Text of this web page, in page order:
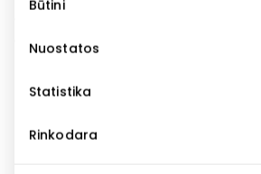
pasirinkimas
Būtini
Nuostatos
Statistika
Rinkodara
avalynė, žaislai, speciali nėščiųjų
apranga. Siūlome pasaulyje
mylimų prekių ženklų – Cybex,
Parduotuvės